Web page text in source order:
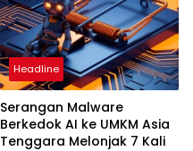
Headline
Serangan Malware
Berkedok AI ke UMKM Asia
Tenggara Melonjak 7 Kali